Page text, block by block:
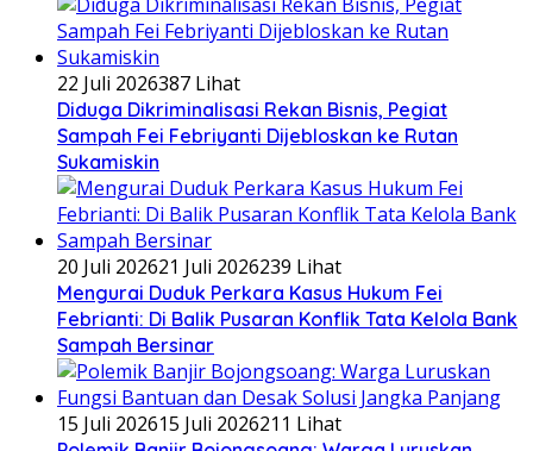
22 Juli 2026387 Lihat
Diduga Dikriminalisasi Rekan Bisnis, Pegiat
Sampah Fei Febriyanti Dijebloskan ke Rutan
Sukamiskin
20 Juli 202621 Juli 2026239 Lihat
​Mengurai Duduk Perkara Kasus Hukum Fei
Febrianti: Di Balik Pusaran Konflik Tata Kelola Bank
Sampah Bersinar
15 Juli 202615 Juli 2026211 Lihat